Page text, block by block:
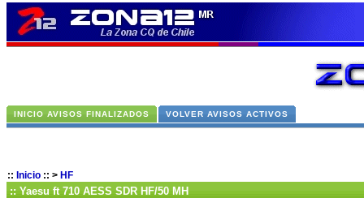
INICIO AVISOS FINALIZADOS VOLVER AVISOS ACTIVOS
:: Inicio :: > HF
:: Yaesu ft 710 AESS SDR HF/50 MH